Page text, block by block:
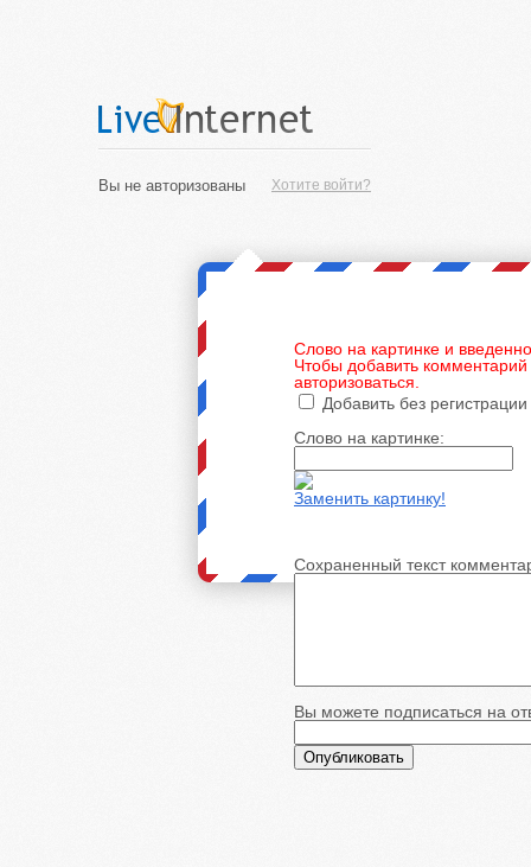
Хотите войти?
Вы не авторизованы
Слово на картинке и
Чтобы добавить комментарий
авторизоваться.
Добавить без регистрации
Слово на картинке:
Заменить картинку!
Сохраненный текст
Вы можете подписаться на